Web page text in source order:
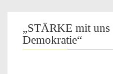
„STÄRKE mit uns
Demokratie“